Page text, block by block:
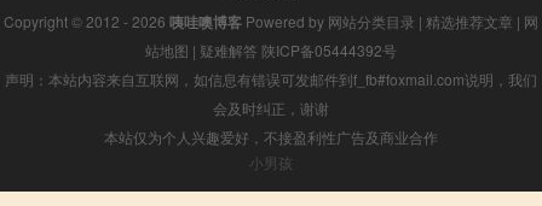
Copyright © 2012 - 2026 咦哇噢博客 Powered by 网站分类目录 | 精选推荐文章 | 网
站地图 | 疑难解答 陕ICP备05444392号
声明：本站内容来自互联网，如信息有错误可发邮件到f_fb#foxmail.com说明，我们
会及时纠正，谢谢
本站仅为个人兴趣爱好，不接盈利性广告及商业合作
小男孩